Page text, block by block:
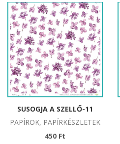
SUSOGJA A SZELLŐ-11
PAPÍROK, PAPÍRKÉSZLETEK
450 Ft